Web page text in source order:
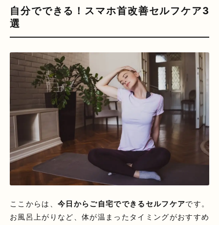
自分でできる！スマホ首改善セルフケア3
選
ここからは、 今日からご自宅でできるセルフケアです。
お風呂上がりなど、体が温まったタイミングがおすすめ